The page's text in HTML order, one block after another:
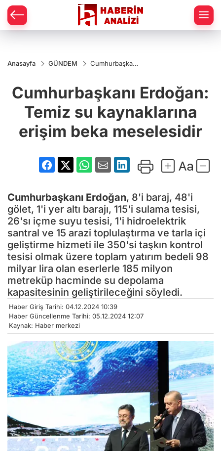
Anasayfa GÜNDEM
Cumhurbaşkanı
erişim beka
meselesidir
Cumhurbaşkanı Erdoğan:
Temiz su kaynaklarına
erişim beka meselesidir
Cumhurbaşkanı Erdoğan, 8'i baraj, 48'i
gölet, 1'i yer altı barajı, 115'i sulama tesisi,
26'sı içme suyu tesisi, 1'i hidroelektrik
santral ve 15 arazi toplulaştırma ve tarla içi
geliştirme hizmeti ile 350'si taşkın kontrol
tesisi olmak üzere toplam yatırım bedeli 98
milyar lira olan eserlerle 185 milyon
metreküp hacminde su depolama
kapasitesinin geliştirileceğini söyledi.
Haber Giriş Tarihi: 04.12.2024 10:39
Haber Güncellenme Tarihi: 05.12.2024 12:07
Kaynak: Haber merkezi